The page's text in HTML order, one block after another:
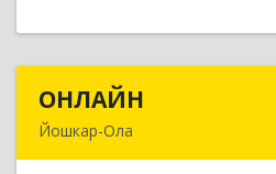
ОНЛАЙН
Йошкар-Ола